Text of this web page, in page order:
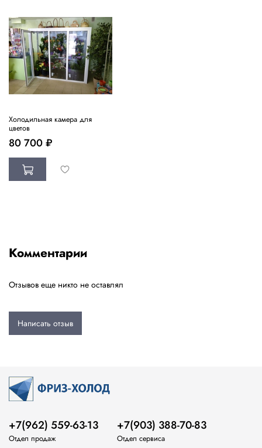
Холодильная камера для
цветов
80 700 ₽
Комментарии
Отзывов еще никто не оставлял
Написать отзыв
+7(962) 559-63-13
Отдел продаж
+7(903) 388-70-83
Отдел сервиса